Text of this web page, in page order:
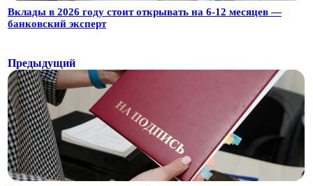
Вклады в 2026 году стоит открывать на 6-12 месяцев —
банковский эксперт
Предыдущий